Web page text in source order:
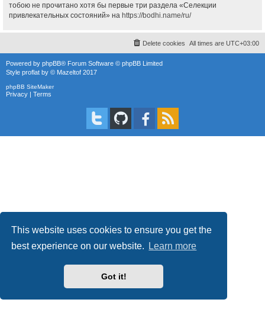
This website uses cookies to ensure you get the
best experience on our website.
Learn more
Got it!
тобою не прочитано хотя бы первые три раздела «Селекции
привлекательных состояний» на https://bodhi.name/ru/
All times are UTC+03:00
Delete cookies
Powered by phpBB® Forum Software © phpBB Limited
Style proflat by © Mazeltof 2017
phpBB SiteMaker
Privacy | Terms